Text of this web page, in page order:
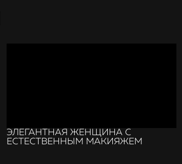
ЭЛЕГАНТНАЯ ЖЕНЩИНА С
ЕСТЕСТВЕННЫМ МАКИЯЖЕМ